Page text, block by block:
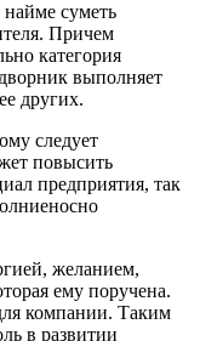
суметь
Причем
категория
выполняет
других.
следует
повысить
предприятия, так
желанием,
ему поручена.
компании. Таким
в развитии